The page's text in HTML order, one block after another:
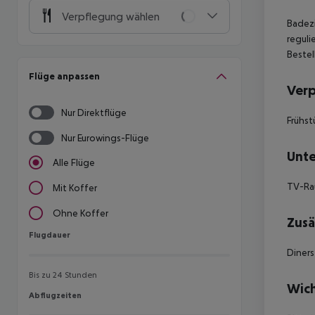
Verpflegung wählen
Flüge anpassen
Nur Direktflüge
Nur Eurowings-Flüge
Alle Flüge
Mit Koffer
Ohne Koffer
Flugdauer
Flugdauer
Bis zu 24 Stunden
Abflugzeiten
Abflugzeiten
TV-